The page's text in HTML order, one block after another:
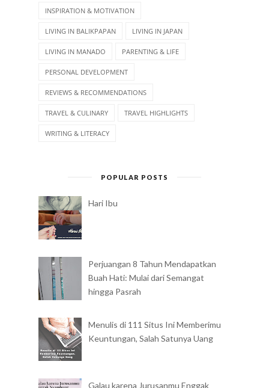
INSPIRATION & MOTIVATION
LIVING IN BALIKPAPAN LIVING IN JAPAN
LIVING IN MANADO PARENTING & LIFE
PERSONAL DEVELOPMENT
REVIEWS & RECOMMENDATIONS
TRAVEL & CULINARY TRAVEL HIGHLIGHTS
WRITING & LITERACY
POPULAR POSTS
Hari Ibu
Perjuangan 8 Tahun Mendapatkan
Buah Hati: Mulai dari Semangat
hingga Pasrah
Menulis di 111 Situs Ini Memberimu
Keuntungan, Salah Satunya Uang
Galau karena Jurusanmu Enggak